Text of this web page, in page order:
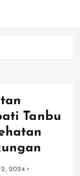
Tanbu
2024